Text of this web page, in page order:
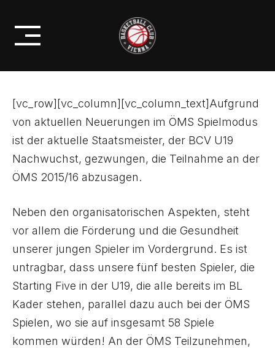
content
BCV U19 – TEILNAHME AM ÖMS
2015/16 ABGESAGT!
[vc_row][vc_column][vc_column_text]Aufgrund
von aktuellen Neuerungen im ÖMS Spielmodus
ist der aktuelle Staatsmeister, der BCV U19
Nachwuchst, gezwungen, die Teilnahme an der
ÖMS 2015/16 abzusagen.
Neben den organisatorischen Aspekten, steht
vor allem die Förderung und die Gesundheit
unserer jungen Spieler im Vordergrund. Es ist
untragbar, dass unsere fünf besten Spieler, die
Starting Five in der U19, die alle bereits im BL
Kader stehen, parallel dazu auch bei der ÖMS
Spielen, wo sie auf insgesamt 58 Spiele
kommen würden! An der ÖMS Teilzunehmen,